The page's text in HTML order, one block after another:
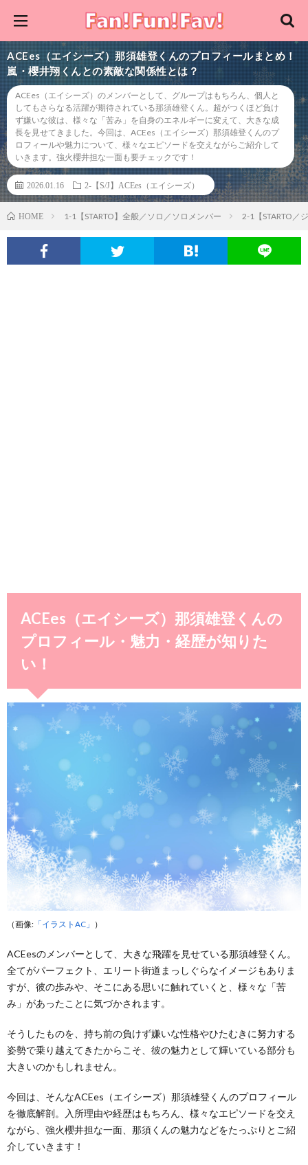
ACEes（エイシーズ）那須雄登くんのプロフィールまとめ！
嵐・櫻井翔くんとの素敵な関係性とは？
ACEes（エイシーズ）のメンバーとして、グループはもちろん、個人と
してもさらなる活躍が期待されている那須雄登くん。超がつくほど負け
ず嫌いな彼は、様々な「苦み」を自身のエネルギーに変えて、大きな成
長を見せてきました。今回は、ACEes（エイシーズ）那須雄登くんのプ
ロフィールや魅力について、様々なエピソードを交えながらご紹介して
いきます。強火櫻井担な一面も要チェックです！
2026.01.16 2-【S/J】ACEes（エイシーズ）
HOME 1-1【STARTO】全般／ソロ／ソロメンバー 2-1【STARTO／
ACEes（エイシーズ）那須雄登くんの
プロフィール・魅力・経歴が知りた
い！
（画像: 「イラストAC」 ）
ACEesのメンバーとして、大きな飛躍を見せている那須雄登くん。
全てがパーフェクト、エリート街道まっしぐらなイメージもありま
すが、彼の歩みや、そこにある思いに触れていくと、様々な「苦
み」があったことに気づかされます。
そうしたものを、持ち前の負けず嫌いな性格やひたむきに努力する
姿勢で乗り越えてきたからこそ、彼の魅力として輝いている部分も
大きいのかもしれません。
今回は、そんなACEes（エイシーズ）那須雄登くんのプロフィール
を徹底解剖。入所理由や経歴はもちろん、様々なエピソードを交え
ながら、強火櫻井担な一面、那須くんの魅力などをたっぷりとご紹
介していきます！